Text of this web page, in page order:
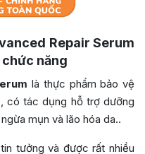
Repair Serum
năng
là thực phẩm bảo vệ
có tác dụng hỗ trợ dưỡng
mụn và lão hóa da..
tưởng và được rất nhiều